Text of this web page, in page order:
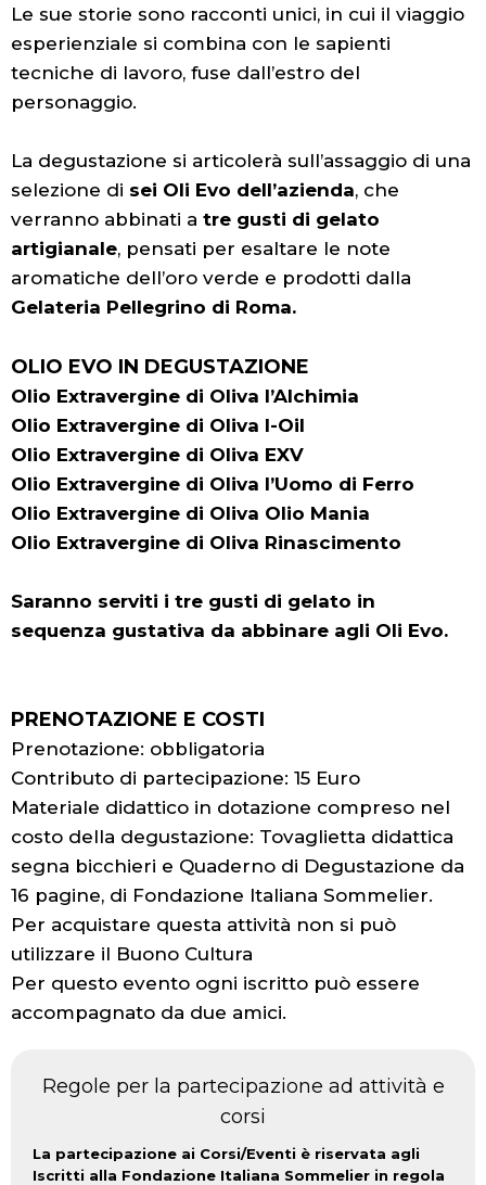
Le sue storie sono racconti unici, in cui il viaggio
esperienziale si combina con le sapienti
tecniche di lavoro, fuse dall’estro del
personaggio.
La degustazione si articolerà sull’assaggio di una
selezione di sei Oli Evo dell’azienda, che
verranno abbinati a tre gusti di gelato
artigianale, pensati per esaltare le note
aromatiche dell’oro verde e prodotti dalla
Gelateria Pellegrino di Roma.
OLIO EVO IN DEGUSTAZIONE
Olio Extravergine di Oliva l’Alchimia
Olio Extravergine di Oliva l-Oil
Olio Extravergine di Oliva EXV
Olio Extravergine di Oliva l’Uomo di Ferro
Olio Extravergine di Oliva Olio Mania
Olio Extravergine di Oliva Rinascimento
Saranno serviti i tre gusti di gelato in
sequenza gustativa da abbinare agli Oli Evo.
PRENOTAZIONE E COSTI
Prenotazione: obbligatoria
Contributo di partecipazione: 15 Euro
Materiale didattico in dotazione compreso nel
costo della degustazione: Tovaglietta didattica
segna bicchieri e Quaderno di Degustazione da
16 pagine, di Fondazione Italiana Sommelier.
Per acquistare questa attività non si può
utilizzare il Buono Cultura
Per questo evento ogni iscritto può essere
accompagnato da due amici.
Regole per la partecipazione ad attività e
corsi
La partecipazione ai Corsi/Eventi è riservata agli
Iscritti alla Fondazione Italiana Sommelier in regola